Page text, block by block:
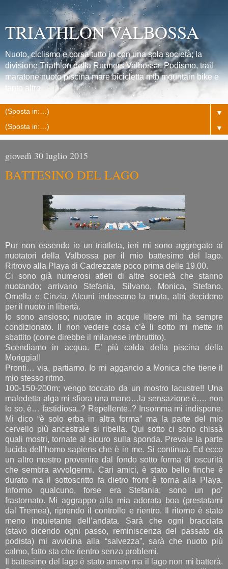
TRIATHLON VALBOSSA
Nuoto, ciclismo e corsa tutto in con una sola società; la
divisione Triathlon della Runners Valbossa. Podismo, trail
maratone nuoto piscina mare bicicletta mtb mountain bike e
tanto altro
▼
▼
giovedì 30 luglio 2015
BATTESINO DEL LAGO
Pur non essendo io un triatleta, ieri mi sono aggregato ai
nuotatori della Valbossa per il mio battesimo del lago.
Ritrovo alla Playa di Cadrezzate poco prima delle 19.00.
Ci sono già numerosi atleti di altre società che stanno
nuotando; arrivano Stefania, Silvano, Monica, Stefano,
Ornella e Cinzia. Alcuni indossano la muta, altri decidono
per il nuoto in libertà.
Io sono ansioso; nuotare in acque libere mi ha sempre
condizionato. Il non vedere cosa c’è li sotto mi mette in
sbattito (come direbbe il milanese imbruttito).
Scendiamo in acqua. E’ più calda della piscina della
Moriggia!!
Pronti… via, partiamo. Io mi aggancio a Monica che tiene il
mio stesso ritmo.
100-150-200m; vengo toccato da un mostro lacustre!! Una
maledetta alga mi sfiora una mano…la sensazione è…. non
lo so, è… fastidiosa..? Repellente..? Insomma mi indispone.
Mi dico “è solo erba in altra forma” ma la parte del mio
cervello più ancestrale si ribella. Qui sotto ci sono chissà
quali mostri, tornate al sicuro sulla sponda. Prevale la parte
lucida dell’homo sapiens che è in me. Si continua. Ed ecco
un altro mostro provenire dal fondo sotto forma di oscurità
che sembra avvolgermi. Cari amici, è stato bello finche è
durato ma il sottoscritto fa dietro front è torna alla Playa.
Informo qualcuno, forse era Stefania; sono un po’
frastornato. Mi aggrappo alla mia adorata boa (prestatami
dal Tremea), riprendo il controllo e rientro. Il ritorno è stato
meno inquietante dell’andata. Sarà che ogni bracciata
(stavo dicendo ogni passo, reminiscenza del passato da
podista) mi avvicina alla “salvezza”, sarà che nuoto più
calmo, fatto sta che rientro senza problemi.
Il battesimo del lago è stato amaro ma il lago non mi batterà.